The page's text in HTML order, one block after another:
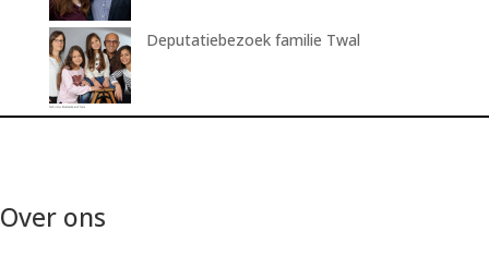
Deputatiebezoek familie Twal
Over ons